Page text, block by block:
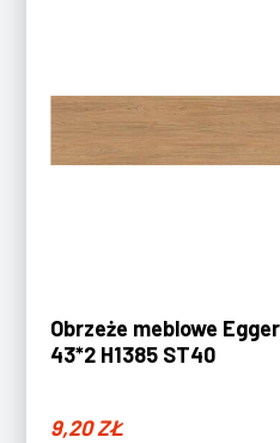
Obrzeże meblowe
43*2 H1385 ST40
9,20ZŁ